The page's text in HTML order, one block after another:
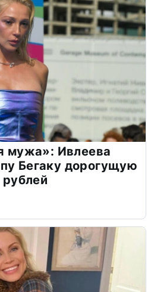
мужа»: Ивлеева
Бегаку дорогущую